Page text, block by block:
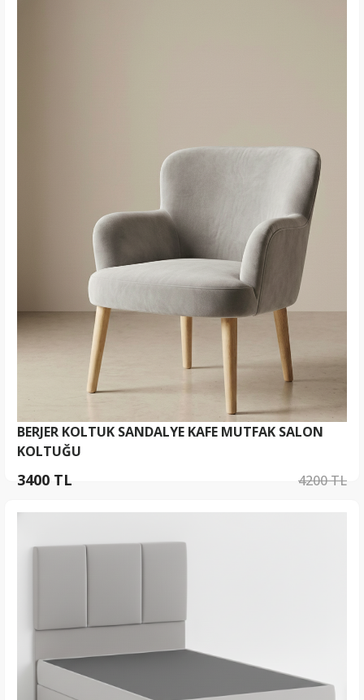
BERJER KOLTUK SANDALYE KAFE MUTFAK SALON
KOLTUĞU
4200 TL
3400 TL